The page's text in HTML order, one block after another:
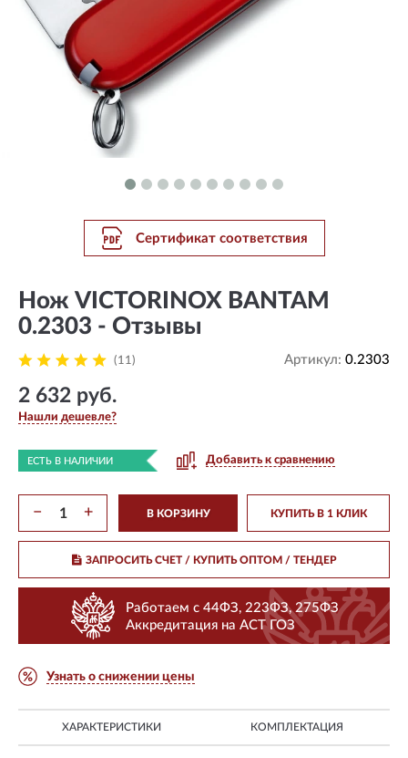
Сертификат соответствия
Нож VICTORINOX BANTAM
0.2303 - Отзывы
(11) Артикул: 0.2303
2 632 руб.
Нашли дешевле?
ЕСТЬ В НАЛИЧИИ Добавить к сравнению
− + В КОРЗИНУ КУПИТЬ В 1 КЛИК
ЗАПРОСИТЬ СЧЕТ / КУПИТЬ ОПТОМ/ ТЕНДЕР
Работаем с 44ФЗ, 223ФЗ, 275ФЗ
Аккредитация на АСТ ГОЗ
Узнать о снижении цены
ХАРАКТЕРИСТИКИ КОМПЛЕКТАЦИЯ